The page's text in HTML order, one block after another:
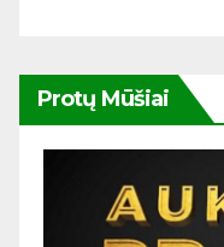
Protų Mūšiai